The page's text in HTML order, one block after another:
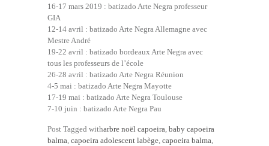
16-17 mars 2019 : batizado Arte Negra professeur
GIA
12-14 avril : batizado Arte Negra Allemagne avec
Mestre André
19-22 avril : batizado bordeaux Arte Negra avec
tous les professeurs de l’école
26-28 avril : batizado Arte Negra Réunion
4-5 mai : batizado Arte Negra Mayotte
17-19 mai : batizado Arte Negra Toulouse
7-10 juin : batizado Arte Negra Pau
Post Tagged witharbre noël capoeira baby capoeira
balma capoeira adolescent labège capoeira balma